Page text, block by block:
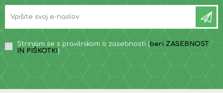
Strinjam se s pravilnikom o zasebnosti (beri ZASEBNOST
IN PIŠKOTKI )